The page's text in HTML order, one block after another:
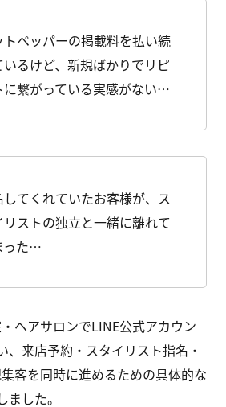
トペッパーの掲載料を払い続
いるけど、新規ばかりでリピ
に繋がっている実感がない…
してくれていたお客様が、ス
リストの独立と一緒に離れて
った…
ヘアサロンでLINE公式アカウン
、来店予約・スタイリスト指名・
客を同時に進めるための具体的な
した。